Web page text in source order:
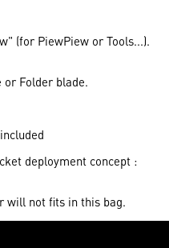
(for PiewPiew or Tools...).
Folder blade.
deployment concept :
will not fits in this bag.